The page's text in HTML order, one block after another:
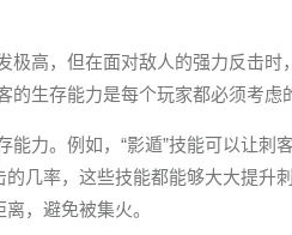
高，但在面对敌人的强力反击时
生存能力是每个玩家都必须考虑
力。例如，“影遁”技能可以让刺
几率，这些技能都能够大大提升
，避免被集火。